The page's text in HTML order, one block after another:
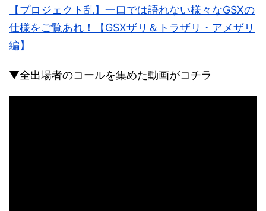
【プロジェクト乱】一口では語れない様々なGSXの
仕様をご覧あれ！【GSXザリ＆トラザリ・アメザリ
編】
▼全出場者のコールを集めた動画がコチラ